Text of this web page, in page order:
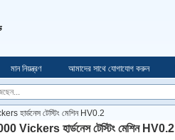
মান নিয়ন্ত্রণ আমাদের সাথে যোগাযোগ করুন
হার্ডনেস টেস্টিং মেশিন HV0.2
Vickers হার্ডনেস টেস্টিং মেশিন HV0.2